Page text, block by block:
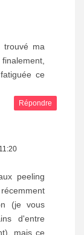
trouvé ma
ce
Répondre
peeling
(je vous
d'entre
mais ce